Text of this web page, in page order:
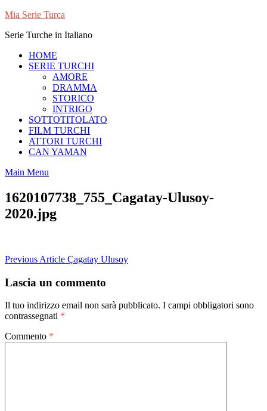
Skip
content
Mia Serie Turca
Serie Turche in Italiano
HOME
SERIE TURCHI
AMORE
DRAMMA
STORICO
INTRIGO
SOTTOTITOLATO
FILM TURCHI
ATTORI TURCHI
CAN YAMAN
Main Menu
1620107738_755_Cagatay-Ulusoy-
2020.jpg
Navigazione
articoli
Previous Article Çagatay Ulusoy
Lascia un commento
Il tuo indirizzo email non sarà pubblicato. I campi obbligatori sono
contrassegnati *
Commento *